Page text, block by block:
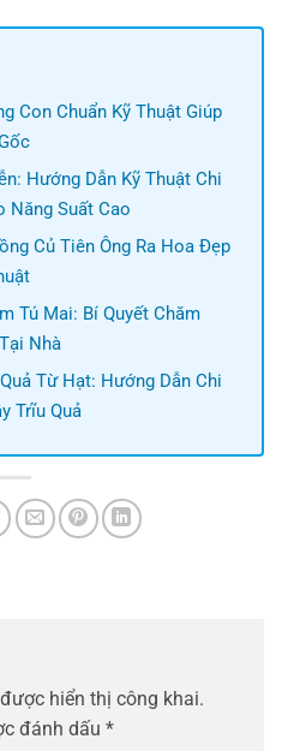
Con Chuẩn Kỹ Thuật Giúp
Hướng Dẫn Kỹ Thuật Chi
Năng Suất Cao
Củ Tiên Ông Ra Hoa Đẹp
Tú Mai: Bí Quyết Chăm
Nhà
Từ Hạt: Hướng Dẫn Chi
Trĩu Quả
hiển thị công khai.
đánh dấu *